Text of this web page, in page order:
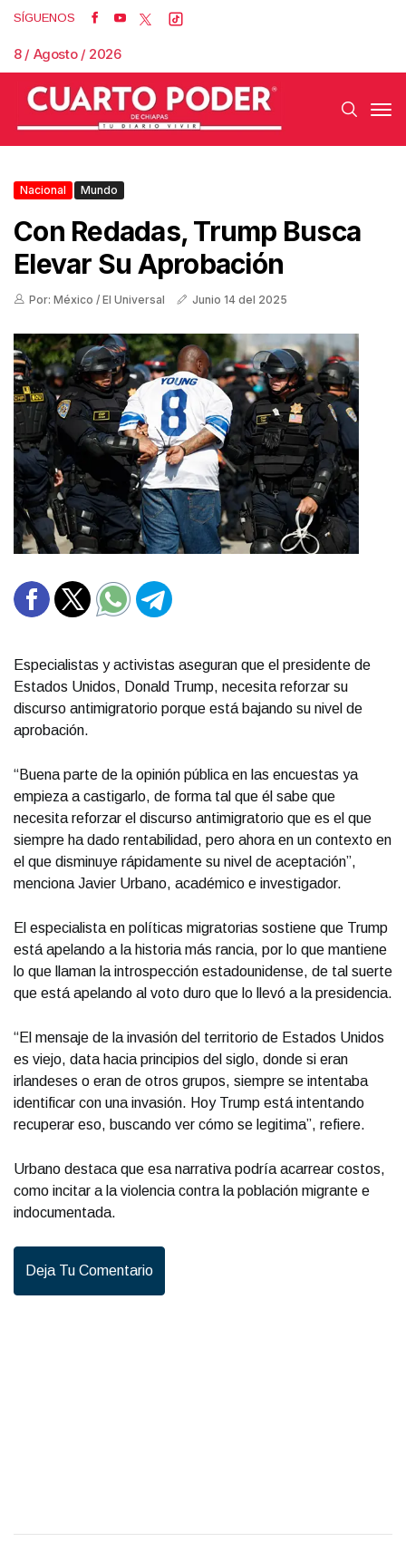
SÍGUENOS
8 / Agosto / 2026
Nacional Mundo
Con Redadas, Trump Busca
Elevar Su Aprobación
Por: México / El Universal Junio 14 del 2025
Especialistas y activistas aseguran que el presidente de
Estados Unidos, Donald Trump, necesita reforzar su
discurso antimigratorio porque está bajando su nivel de
aprobación.
“Buena parte de la opinión pública en las encuestas ya
empieza a castigarlo, de forma tal que él sabe que
necesita reforzar el discurso antimigratorio que es el que
siempre ha dado rentabilidad, pero ahora en un contexto en
el que disminuye rápidamente su nivel de aceptación”,
menciona Javier Urbano, académico e investigador.
El especialista en políticas migratorias sostiene que Trump
está apelando a la historia más rancia, por lo que mantiene
lo que llaman la introspección estadounidense, de tal suerte
que está apelando al voto duro que lo llevó a la presidencia.
“El mensaje de la invasión del territorio de Estados Unidos
es viejo, data hacia principios del siglo, donde si eran
irlandeses o eran de otros grupos, siempre se intentaba
identificar con una invasión. Hoy Trump está intentando
recuperar eso, buscando ver cómo se legitima”, refiere.
Urbano destaca que esa narrativa podría acarrear costos,
como incitar a la violencia contra la población migrante e
indocumentada.
Deja Tu Comentario